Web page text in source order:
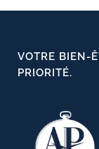
VOTRE BIEN-
PRIORITÉ.